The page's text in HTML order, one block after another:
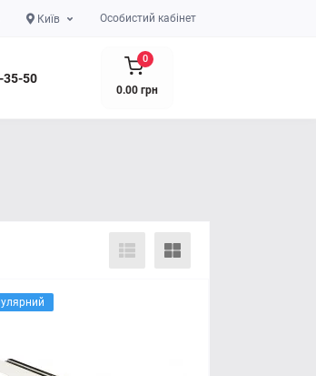
Київ Особистий кабінет
35-50
0
0.00 грн